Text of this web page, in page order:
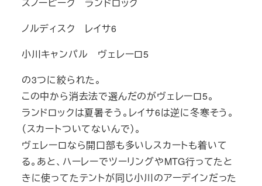
ノルディスク レイサ6
小川キャンパル ヴェレーロ5
の3つに絞られた。
この中から消去法で選んだのがヴェレーロ5。
ランドロックは夏暑そう。レイサ6は逆に冬寒そう。
（スカートついてないんで）。
ヴェレーロなら開口部も多いしスカートも着いて
る。あと、ハーレーでツーリングやMTG行ってたと
きに使ってたテントが同じ小川のアーデインだった